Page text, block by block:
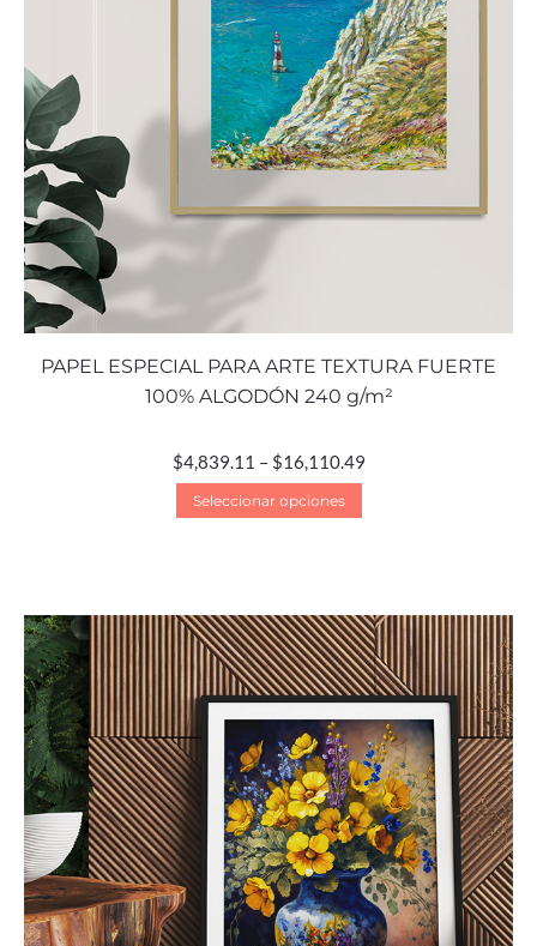
PAPEL ESPECIAL PARA ARTE TEXTURA FUERTE
100% ALGODÓN 240 g/m²
$4,839.11 – $16,110.49
Seleccionar opciones